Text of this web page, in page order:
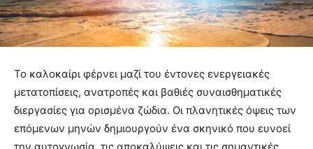
Το καλοκαίρι φέρνει μαζί του έντονες ενεργειακές
μετατοπίσεις, ανατροπές και βαθιές συναισθηματικές
διεργασίες για ορισμένα ζώδια. Οι πλανητικές όψεις των
επόμενων μηνών δημιουργούν ένα σκηνικό που ευνοεί